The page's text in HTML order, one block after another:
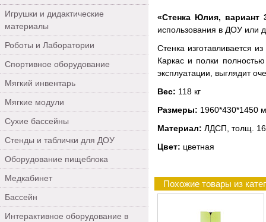
Игрушки и дидактические
материалы
Роботы и Лаборатории
Спортивное оборудование
Мягкий инвентарь
Мягкие модули
Сухие бассейны
Стенды и таблички для ДОУ
Оборудование пищеблока
Медкабинет
Бассейн
Интерактивное оборудование в
«Стенка Юлия, вариант
использования в ДОУ или
Стенка изготавливается
Каркас и полки
эксплуатации, выглядит
Вес: 118 кг
Размеры: 1960*430*1450
Материал: ЛДСП, толщ.
Цвет: цветная
Похожие товары из